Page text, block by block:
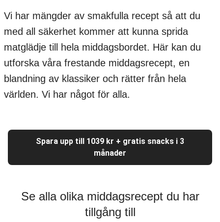
Vi har mängder av smakfulla recept så att du
med all säkerhet kommer att kunna sprida
matglädje till hela middagsbordet. Här kan du
utforska våra frestande middagsrecept, en
blandning av klassiker och rätter från hela
världen. Vi har något för alla.
Spara upp till 1039 kr + gratis snacks i 3
månader
Se alla olika middagsrecept du har
tillgång till